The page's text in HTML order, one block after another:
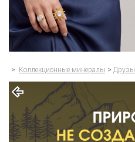
> Коллекционные минералы > Друзы